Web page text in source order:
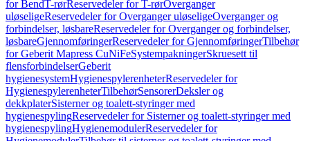
for BendT-rørReservedeler for T-rørOverganger
uløseligeReservedeler for Overganger uløseligeOverganger og
forbindelser, løsbareReservedeler for Overganger og forbindelser,
løsbareGjennomføringerReservedeler for GjennomføringerTilbehør
for Geberit Mapress CuNiFeSystempakningerSkruesett til
flensforbindelserGeberit
hygienesystemHygienespylerenheterReservedeler for
HygienespylerenheterTilbehørSensorerDeksler og
dekkplaterSisterner og toalett-styringer med
hygienespylingReservedeler for Sisterner og toalett-styringer med
hygienespylingHygienemodulerReservedeler for